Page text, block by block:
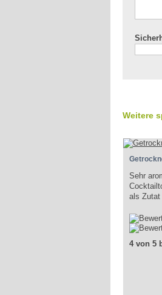
Weitere
Sehr
als Zutat
4 von 5